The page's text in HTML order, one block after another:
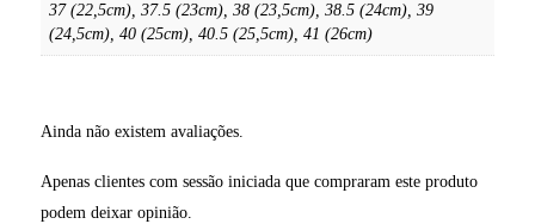
37 (22,5cm), 37.5 (23cm), 38 (23,5cm), 38.5 (24cm), 39
(24,5cm), 40 (25cm), 40.5 (25,5cm), 41 (26cm)
Ainda não existem avaliações.
Apenas clientes com sessão iniciada que compraram este produto
podem deixar opinião.